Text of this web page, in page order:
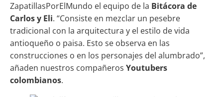
ZapatillasPorElMundo el equipo de la Bitácora de
Carlos y Eli. “Consiste en mezclar un pesebre
tradicional con la arquitectura y el estilo de vida
antioqueño o paisa. Esto se observa en las
construcciones o en los personajes del alumbrado”,
añaden nuestros compañeros Youtubers
colombianos.